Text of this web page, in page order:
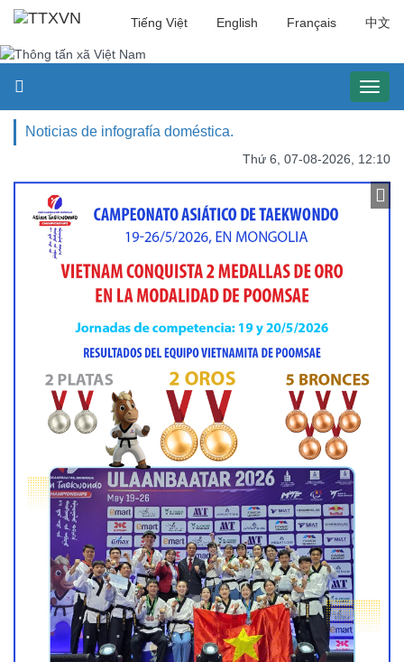
Tiếng Việt English Français 中文
Noticias de infografía doméstica.
Thứ 6, 07-08-2026, 12:10